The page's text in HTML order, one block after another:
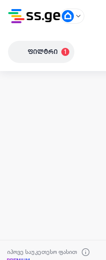
ფილტრი 1
იპოვე საუკეთესო ფასით